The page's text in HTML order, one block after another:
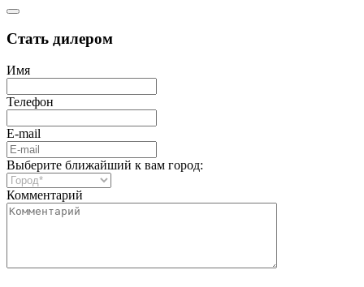
Стать дилером
Имя
Телефон
E-mail
Выберите ближайший к вам город:
Комментарий